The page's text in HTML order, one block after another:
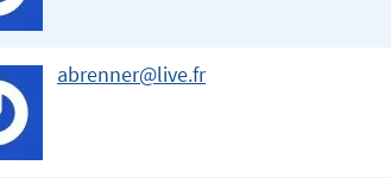
abrenner@live.fr